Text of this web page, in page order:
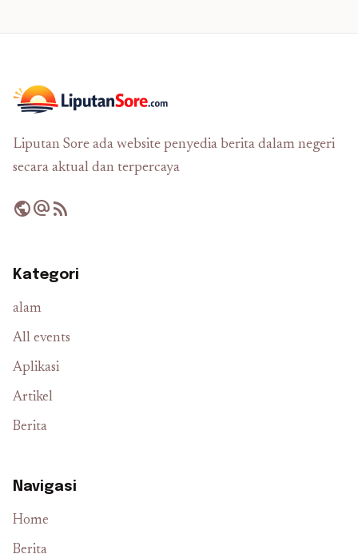
Liputan Sore ada website penyedia berita dalam negeri
secara aktual dan terpercaya
publicalternate_emailrss_feed
Kategori
alam
All events
Aplikasi
Artikel
Berita
Navigasi
Home
Berita